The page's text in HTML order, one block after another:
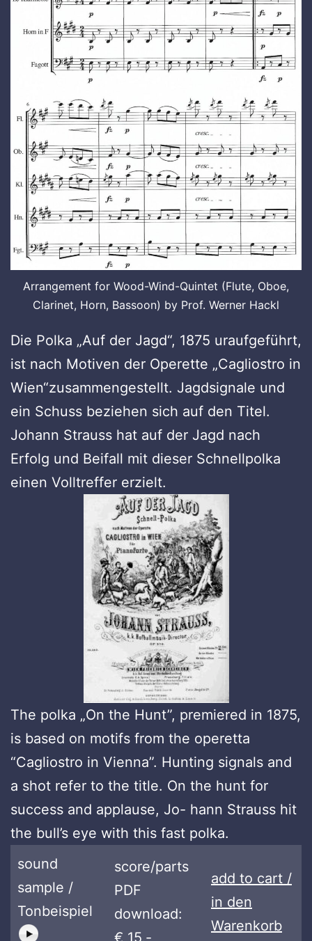
Arrangement for Wood-Wind-Quintet (Flute, Oboe,
Clarinet, Horn, Bassoon) by Prof. Werner Hackl
Die Polka „Auf der Jagd“, 1875 uraufgeführt,
ist nach Motiven der Operette „Cagliostro in
Wien“zusammengestellt. Jagdsignale und
ein Schuss beziehen sich auf den Titel.
Johann Strauss hat auf der Jagd nach
Erfolg und Beifall mit dieser Schnellpolka
einen Volltreffer erzielt.
The polka „On the Hunt”, premiered in 1875,
is based on motifs from the operetta
“Cagliostro in Vienna”. Hunting signals and
a shot refer to the title. On the hunt for
success and applause, Jo- hann Strauss hit
the bull’s eye with this fast polka.
sound
sample /
Tonbeispiel
score/parts
PDF
download:
€ 15,-
add to cart /
in den
Warenkorb